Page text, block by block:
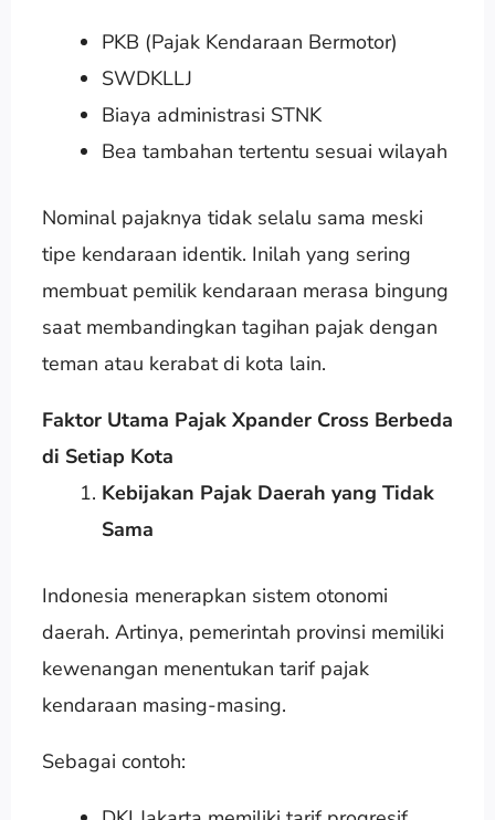
PKB (Pajak Kendaraan Bermotor)
SWDKLLJ
Biaya administrasi STNK
Bea tambahan tertentu sesuai wilayah
Nominal pajaknya tidak selalu sama meski
tipe kendaraan identik. Inilah yang sering
membuat pemilik kendaraan merasa bingung
saat membandingkan tagihan pajak dengan
teman atau kerabat di kota lain.
Faktor Utama Pajak Xpander Cross Berbeda
di Setiap Kota
Kebijakan Pajak Daerah yang Tidak
Sama
Indonesia menerapkan sistem otonomi
daerah. Artinya, pemerintah provinsi memiliki
kewenangan menentukan tarif pajak
kendaraan masing-masing.
Sebagai contoh: